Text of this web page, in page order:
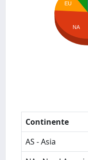
EU
NA
Continente
AS - Asia